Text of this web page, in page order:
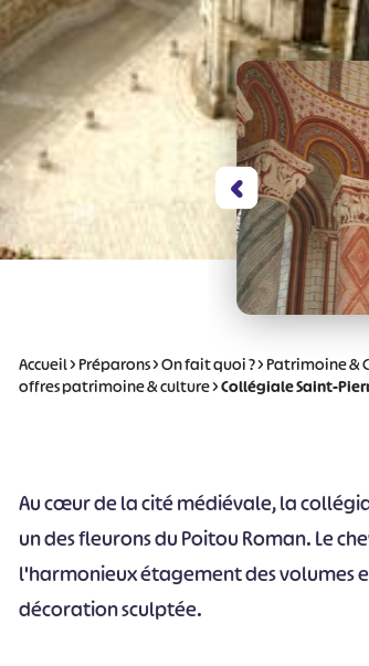
Accueil>Préparons>On fait quoi ?>Patrimoine &
offres patrimoine & culture>Collégiale Saint-
Au cœur de la cité médiévale, la
un des fleurons du Poitou Roman. Le
l'harmonieux étagement des volumes
décoration sculptée.